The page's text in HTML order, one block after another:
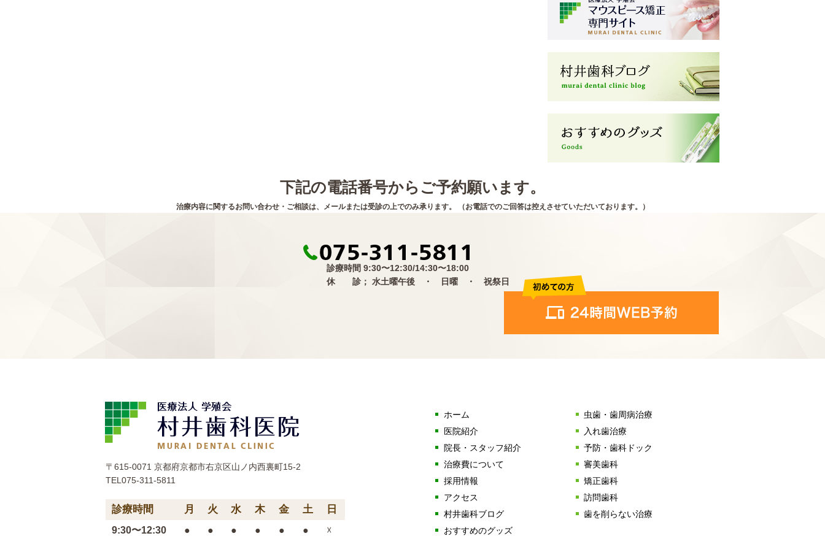
下記の電話番号からご予約願います。
治療内容に関するお問い合わせ・ご相談は、メールまたは受診の上でのみ承ります。 （お電話でのご回答は控えさせていただいております。）
診療時間 9:30〜12:30/14:30〜18:00
休 診； 水土曜午後 ・ 日曜 ・ 祝祭日
〒615-0071 京都府京都市右京区山ノ内西裏町15-2
TEL075-311-5811
診療時間 月 火 水 木 金 土 日
9:30〜12:30 ● ● ● ● ● ● ☓
ホーム
医院紹介
院長・スタッフ紹介
治療費について
採用情報
アクセス
村井歯科ブログ
おすすめのグッズ
虫歯・歯周病治療
入れ歯治療
予防・歯科ドック
審美歯科
矯正歯科
訪問歯科
歯を削らない治療